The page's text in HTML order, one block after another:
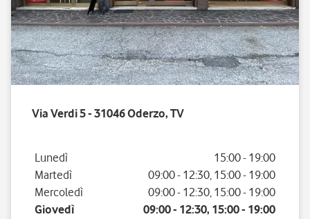
Via Verdi 5 - 31046 Oderzo, TV
Giorno della settimana
Lunedì 15:00- 19:00
Martedì
09:00- 12:30, 15:00- 19:00
Mercoledì
09:00- 12:30, 15:00- 19:00
Giovedì
09:00- 12:30, 15:00- 19:00